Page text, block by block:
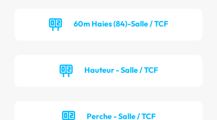
60m Haies (84)-Salle / TCF
Hauteur - Salle / TCF
Perche - Salle / TCF